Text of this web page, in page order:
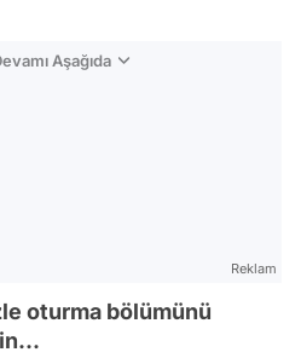
Aşağıda
Reklam
oturma bölümünü